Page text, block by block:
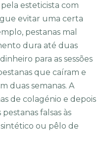
esteticista com
evitar uma certa
pestanas mal
dura até duas
para as sessões
que caíram e
duas semanas. A
de colagénio e depois
falsas às
ou pêlo de